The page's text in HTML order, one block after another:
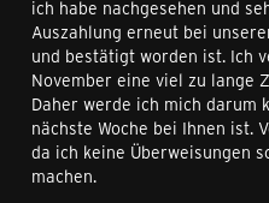
ich habe nachgesehen und
Auszahlung erneut bei
und bestätigt worden ist. Ich
November eine viel zu lange
Daher werde ich mich darum
nächste Woche bei Ihnen ist.
da ich keine Überweisungen
machen.